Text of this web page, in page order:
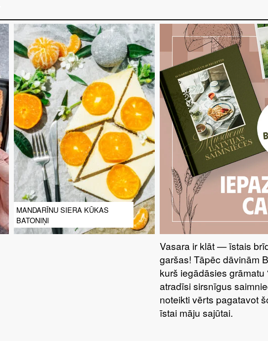
MANDARĪNU SIERA KŪKAS
BATONIŅI
Vasara ir klāt — īstais
garšas! Tāpēc dāvinām
kurš iegādāsies grāmatu
atradīsi sirsnīgus
noteikti vērts pagatavot
īstai māju sajūtai.